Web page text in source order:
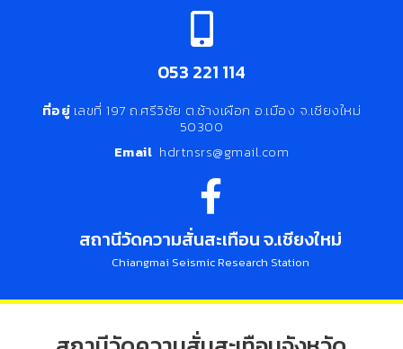
053 221 114
ที่อยู่ เลขที่ 197 ถ.ศรีวิชัย ต.ช้างเผือก อ.เมือง จ.เชียงใหม่
50300
Email hdrtnsrs@gmail.com
สถานีวัดความสั่นสะเทือน จ.เชียงใหม่
Chiangmai Seismic Research Station